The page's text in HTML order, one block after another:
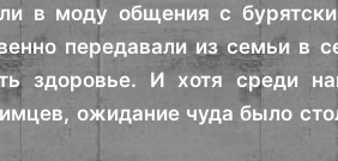
в моду общения с
передавали из семьи в
здоровье. И хотя среди
ожидание чуда было